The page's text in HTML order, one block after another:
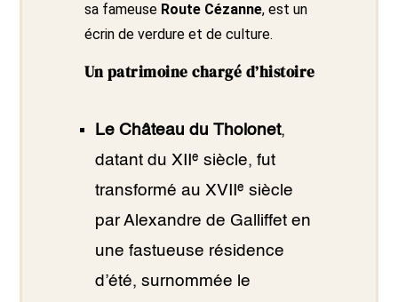
sa fameuse Route Cézanne, est un
écrin de verdure et de culture.
Un patrimoine chargé d’histoire
Le Château du Tholonet,
datant du XIIᵉ siècle, fut
transformé au XVIIᵉ siècle
par Alexandre de Galliffet en
une fastueuse résidence
d’été, surnommée le